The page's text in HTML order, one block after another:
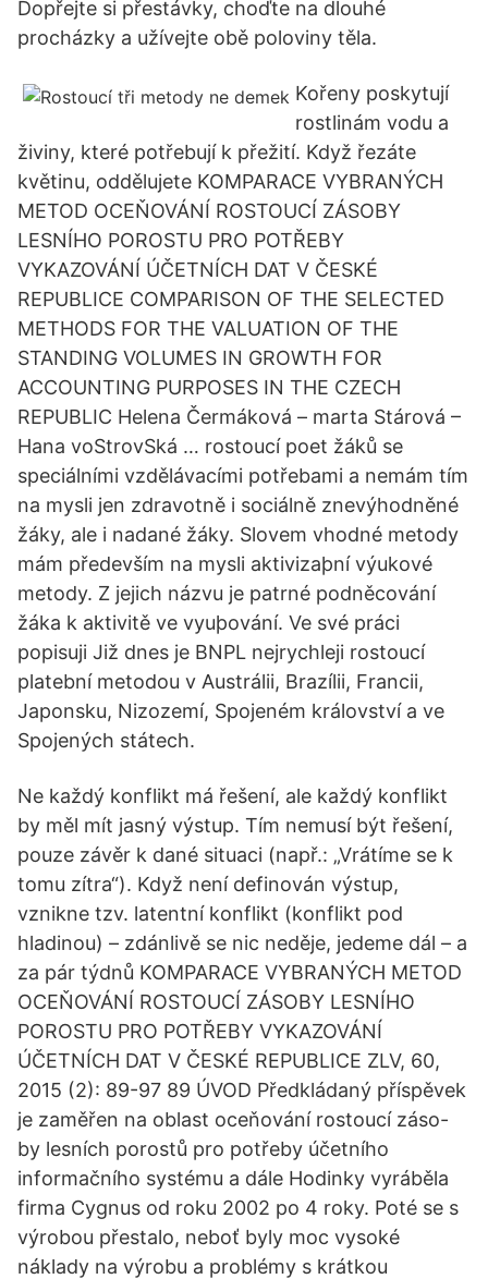
Dopřejte si přestávky, choďte na dlouhé
procházky a užívejte obě poloviny těla.
Kořeny poskytují
rostlinám vodu a
živiny, které potřebují k přežití. Když řezáte
květinu, oddělujete KOMPARACE VYBRANÝCH
METOD OCEŇOVÁNÍ ROSTOUCÍ ZÁSOBY
LESNÍHO POROSTU PRO POTŘEBY
VYKAZOVÁNÍ ÚČETNÍCH DAT V ČESKÉ
REPUBLICE COMPARISON OF THE SELECTED
METHODS FOR THE VALUATION OF THE
STANDING VOLUMES IN GROWTH FOR
ACCOUNTING PURPOSES IN THE CZECH
REPUBLIC Helena Čermáková – marta Stárová –
Hana voStrovSká … rostoucí poet žáků se
speciálními vzdělávacími potřebami a nemám tím
na mysli jen zdravotně i sociálně znevýhodněné
žáky, ale i nadané žáky. Slovem vhodné metody
mám především na mysli aktivizaþní výukové
metody. Z jejich názvu je patrné podněcování
žáka k aktivitě ve vyuþování. Ve své práci
popisuji Již dnes je BNPL nejrychleji rostoucí
platební metodou v Austrálii, Brazílii, Francii,
Japonsku, Nizozemí, Spojeném království a ve
Spojených státech.
Ne každý konflikt má řešení, ale každý konflikt
by měl mít jasný výstup. Tím nemusí být řešení,
pouze závěr k dané situaci (např.: „Vrátíme se k
tomu zítra“). Když není definován výstup,
vznikne tzv. latentní konflikt (konflikt pod
hladinou) – zdánlivě se nic neděje, jedeme dál – a
za pár týdnů KOMPARACE VYBRANÝCH METOD
OCEŇOVÁNÍ ROSTOUCÍ ZÁSOBY LESNÍHO
POROSTU PRO POTŘEBY VYKAZOVÁNÍ
ÚČETNÍCH DAT V ČESKÉ REPUBLICE ZLV, 60,
2015 (2): 89-97 89 ÚVOD Předkládaný příspěvek
je zaměřen na oblast oceňování rostoucí záso-
by lesních porostů pro potřeby účetního
informačního systému a dále Hodinky vyráběla
firma Cygnus od roku 2002 po 4 roky. Poté se s
výrobou přestalo, neboť byly moc vysoké
náklady na výrobu a problémy s krátkou